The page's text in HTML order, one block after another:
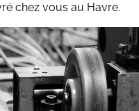
chez vous au Havre.